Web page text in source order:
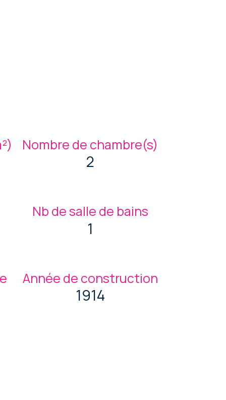
Nombre de chambre(s)
2
Nb de salle de bains
1
Année de construction
1914